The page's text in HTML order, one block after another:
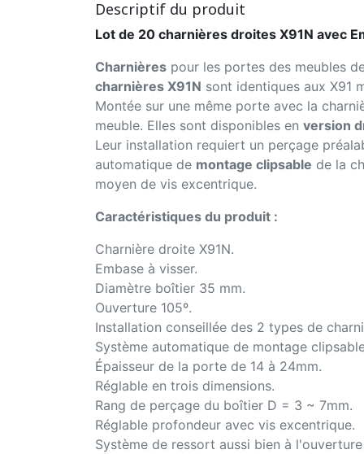
Descriptif du produit
Lot de 20 charnières droites X91N avec
Charnières pour les portes des meubles
charnières X91N sont identiques aux X91
Montée sur une même porte avec la
meuble. Elles sont disponibles en version
Leur installation requiert un perçage
automatique de montage clipsable de la
moyen de vis excentrique.
Caractéristiques du produit :
Charnière droite X91N.
Embase à visser.
Diamètre boîtier 35 mm.
Ouverture 105º.
Installation conseillée des 2 types de
Système automatique de montage
Épaisseur de la porte de 14 à 24mm.
Réglable en trois dimensions.
Rang de perçage du boîtier D = 3 ~ 7mm.
Réglable profondeur avec vis excentrique.
Système de ressort aussi bien à